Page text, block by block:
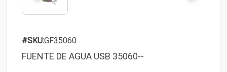
#SKU:GF35060
FUENTE DE AGUA USB 35060--